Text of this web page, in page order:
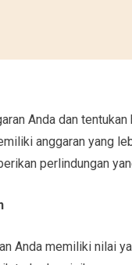
Anda dan
anggaran yang
perlindungan
Anda memiliki nilai